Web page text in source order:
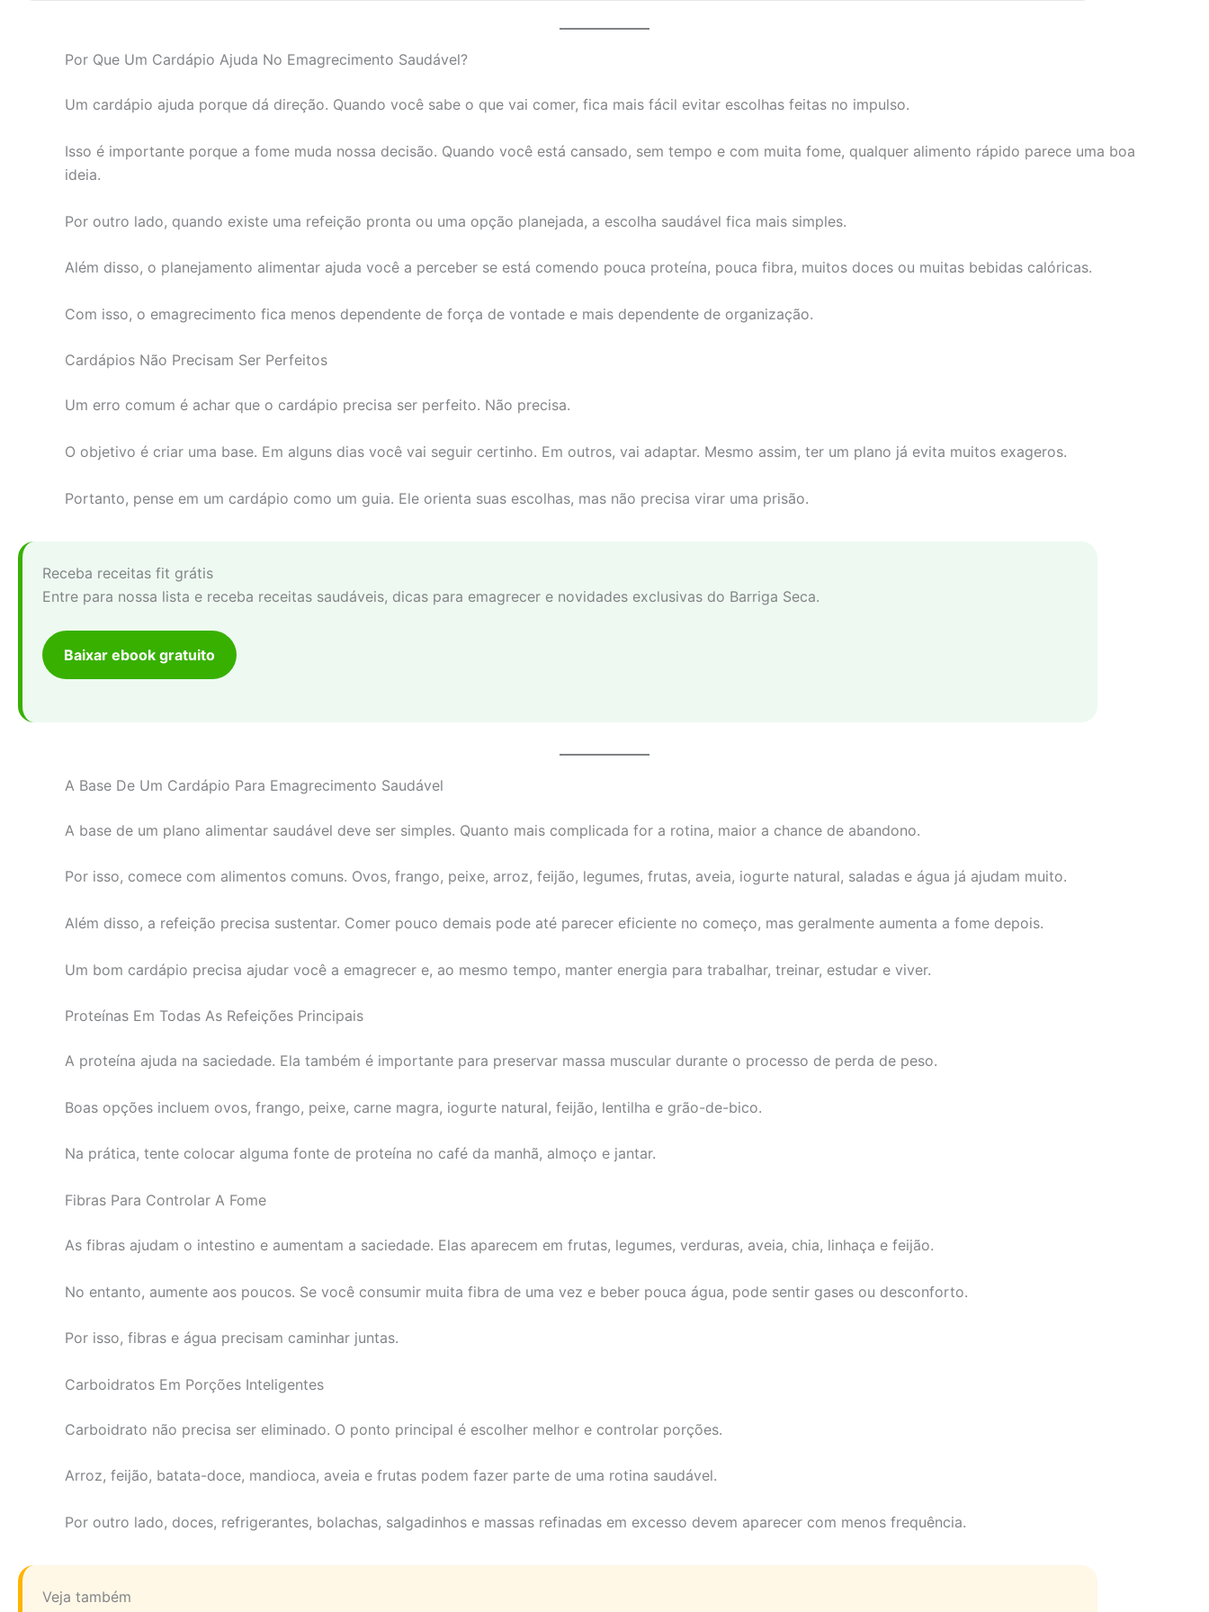
Por Que Um Cardápio Ajuda No Emagrecimento Saudável?
Um cardápio ajuda porque dá direção. Quando você sabe o que vai comer, fica mais fácil evitar escolhas feitas no impulso.
Isso é importante porque a fome muda nossa decisão. Quando você está cansado, sem tempo e com muita fome, qualquer alimento rápido parece uma boa
ideia.
Por outro lado, quando existe uma refeição pronta ou uma opção planejada, a escolha saudável fica mais simples.
Além disso, o planejamento alimentar ajuda você a perceber se está comendo pouca proteína, pouca fibra, muitos doces ou muitas bebidas calóricas.
Com isso, o emagrecimento fica menos dependente de força de vontade e mais dependente de organização.
Cardápios Não Precisam Ser Perfeitos
Um erro comum é achar que o cardápio precisa ser perfeito. Não precisa.
O objetivo é criar uma base. Em alguns dias você vai seguir certinho. Em outros, vai adaptar. Mesmo assim, ter um plano já evita muitos exageros.
Portanto, pense em um cardápio como um guia. Ele orienta suas escolhas, mas não precisa virar uma prisão.
Receba receitas fit grátis
Entre para nossa lista e receba receitas saudáveis, dicas para emagrecer e novidades exclusivas do Barriga Seca.
Baixar ebook gratuito
A Base De Um Cardápio Para Emagrecimento Saudável
A base de um plano alimentar saudável deve ser simples. Quanto mais complicada for a rotina, maior a chance de abandono.
Por isso, comece com alimentos comuns. Ovos, frango, peixe, arroz, feijão, legumes, frutas, aveia, iogurte natural, saladas e água já ajudam muito.
Além disso, a refeição precisa sustentar. Comer pouco demais pode até parecer eficiente no começo, mas geralmente aumenta a fome depois.
Um bom cardápio precisa ajudar você a emagrecer e, ao mesmo tempo, manter energia para trabalhar, treinar, estudar e viver.
Proteínas Em Todas As Refeições Principais
A proteína ajuda na saciedade. Ela também é importante para preservar massa muscular durante o processo de perda de peso.
Boas opções incluem ovos, frango, peixe, carne magra, iogurte natural, feijão, lentilha e grão-de-bico.
Na prática, tente colocar alguma fonte de proteína no café da manhã, almoço e jantar.
Fibras Para Controlar A Fome
As fibras ajudam o intestino e aumentam a saciedade. Elas aparecem em frutas, legumes, verduras, aveia, chia, linhaça e feijão.
No entanto, aumente aos poucos. Se você consumir muita fibra de uma vez e beber pouca água, pode sentir gases ou desconforto.
Por isso, fibras e água precisam caminhar juntas.
Carboidratos Em Porções Inteligentes
Carboidrato não precisa ser eliminado. O ponto principal é escolher melhor e controlar porções.
Arroz, feijão, batata-doce, mandioca, aveia e frutas podem fazer parte de uma rotina saudável.
Por outro lado, doces, refrigerantes, bolachas, salgadinhos e massas refinadas em excesso devem aparecer com menos frequência.
Veja também